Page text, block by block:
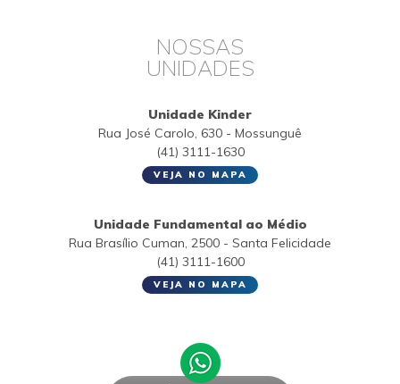
NOSSAS
UNIDADES
Unidade Kinder
Rua José Carolo, 630 - Mossunguê
(41) 3111-1630
VEJA NO MAPA
Unidade Fundamental ao Médio
Rua Brasílio Cuman, 2500 - Santa Felicidade
(41) 3111-1600
VEJA NO MAPA